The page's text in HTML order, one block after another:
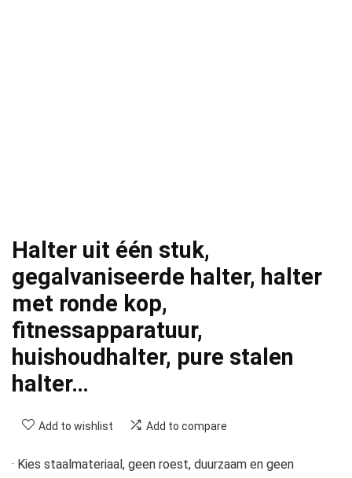
Halter uit één stuk,
gegalvaniseerde halter, halter
met ronde kop,
fitnessapparatuur,
huishoudhalter, pure stalen
halter…
Add to wishlist Add to compare
· Kies staalmateriaal, geen roest, duurzaam en geen